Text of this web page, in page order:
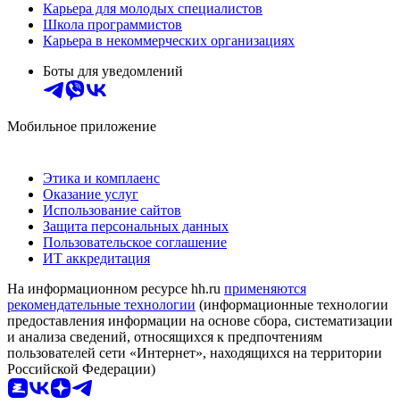
Карьера для молодых специалистов
Школа программистов
Карьера в некоммерческих организациях
Боты для уведомлений
Мобильное приложение
Этика и комплаенс
Оказание услуг
Использование сайтов
Защита персональных данных
Пользовательское соглашение
ИТ аккредитация
На информационном ресурсе hh.ru применяются
рекомендательные технологии (информационные технологии
предоставления информации на основе сбора, систематизации
и анализа сведений, относящихся к предпочтениям
пользователей сети «Интернет», находящихся на территории
Российской Федерации)